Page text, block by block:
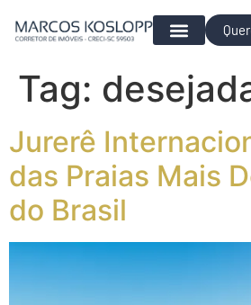
Tag:
Jurerê
das Praias Mais
do Brasil